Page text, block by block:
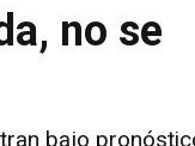
no se
bajo